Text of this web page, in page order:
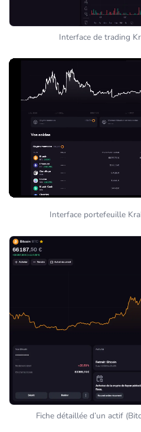
Interface de trading
Interface portefeuille
Fiche détaillée d’un actif